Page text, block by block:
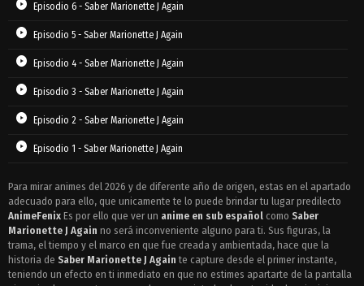
Episodio 6 - Saber Marionette J Again
Episodio 5 - Saber Marionette J Again
Episodio 4 - Saber Marionette J Again
Episodio 3 - Saber Marionette J Again
Episodio 2 - Saber Marionette J Again
Episodio 1 - Saber Marionette J Again
Para mirar animes del 2026 y de diferente año de origen, estas en el apartado
adecuado para ello, que unicamente te lo puede brindar tu lugar predilecto
AnimeFenix Es por ello que ver un anime en sub español como Saber
Marionette J Again no será inconveniente alguno para ti. Sus figuras, la
trama, el tiempo y el marco en que fue creada y ambientada, hace que la
historia de Saber Marionette J Again te capture desde el primer instante,
teniendo un efecto en ti inmediato en que no estimes apartarte de la pantalla